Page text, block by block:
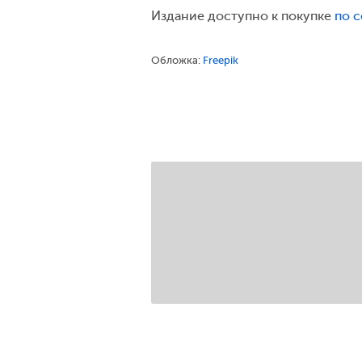
Издание доступно к покупке по
Обложка: Freepik